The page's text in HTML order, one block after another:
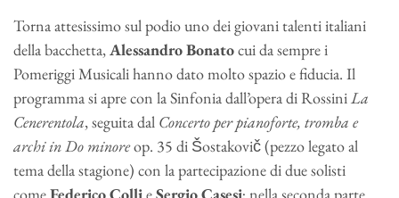
Torna attesissimo sul podio uno dei giovani talenti italiani
della bacchetta,AlessandroBonatocui da sempre i
Pomeriggi Musicali hanno dato molto spazio e fiducia. Il
programma si apre con la Sinfonia dall’opera di RossiniLa
Cenerentola, seguita dal Concerto per pianoforte, tromba e
archi in Do minoreop. 35 di Šostakovič (pezzo legato al
tema della stagione) con la partecipazione di due solisti